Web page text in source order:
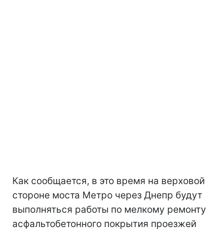
Как сообщается, в это время на верховой
стороне моста Метро через Днепр будут
выполняться работы по мелкому ремонту
асфальтобетонного покрытия проезжей